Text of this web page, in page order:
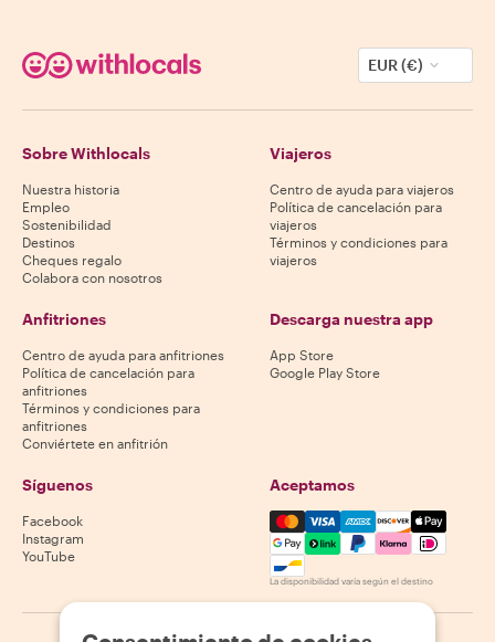
EUR (€)
Sobre Withlocals
Nuestra historia
Empleo
Sostenibilidad
Destinos
Cheques regalo
Colabora con nosotros
Viajeros
Centro de ayuda para viajeros
Política de cancelación para
viajeros
Términos y condiciones para
viajeros
Anfitriones
Centro de ayuda para anfitriones
Política de cancelación para
anfitriones
Términos y condiciones para
anfitriones
Conviértete en anfitrión
Descarga nuestra app
App Store
Google Play Store
Síguenos
Facebook
Instagram
YouTube
Aceptamos
Mastercard, Visa, Amex,
La disponibilidad varía según el destino